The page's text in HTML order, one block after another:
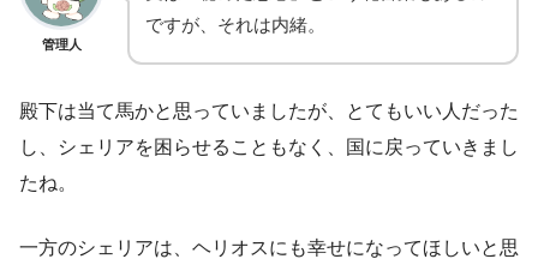
管理人
ですが、それは内緒。
殿下は当て馬かと思っていましたが、とてもいい人だった
し、シェリアを困らせることもなく、国に戻っていきまし
たね。
一方のシェリアは、ヘリオスにも幸せになってほしいと思